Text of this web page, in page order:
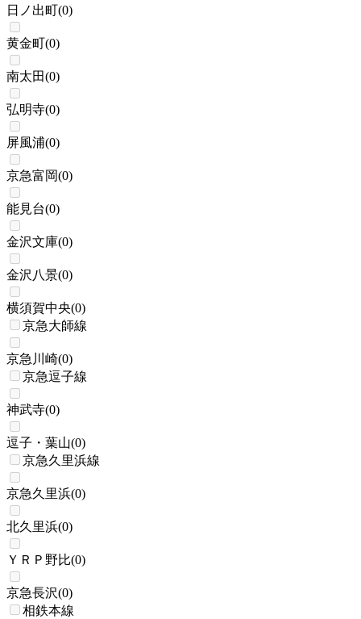
日ノ出町(0)
黄金町(0)
南太田(0)
弘明寺(0)
屏風浦(0)
京急富岡(0)
能見台(0)
金沢文庫(0)
金沢八景(0)
横須賀中央(0)
京急大師線
京急川崎(0)
京急逗子線
神武寺(0)
逗子・葉山(0)
京急久里浜線
京急久里浜(0)
北久里浜(0)
ＹＲＰ野比(0)
京急長沢(0)
相鉄本線